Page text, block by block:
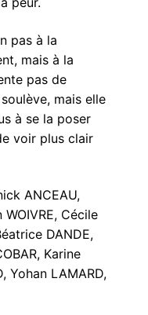
pas à la
mais à la
pas de
mais elle
à se la poser
voir plus clair
ANCEAU,
WOIVRE, Cécile
DANDE,
Karine
Yohan LAMARD,